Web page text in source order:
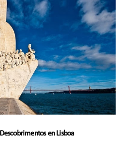
en Lisboa